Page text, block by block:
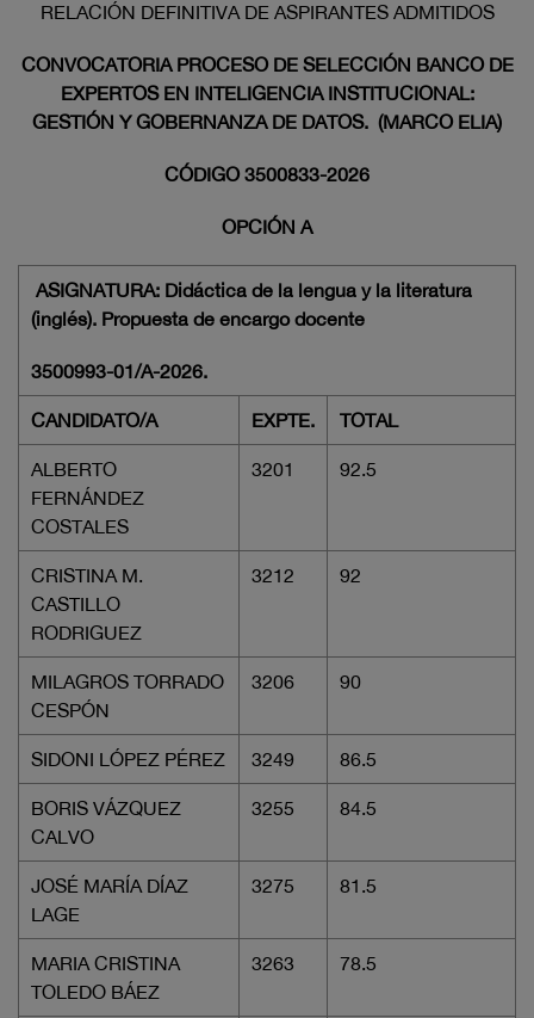
RELACIÓN DEFINITIVA DE ASPIRANTES ADMITIDOS
CONVOCATORIA PROCESO DE SELECCIÓN BANCO DE
EXPERTOS EN INTELIGENCIA INSTITUCIONAL:
GESTIÓN Y GOBERNANZA DE DATOS. (MARCO ELIA)
CÓDIGO 3500833-2026
OPCIÓN A
ASIGNATURA: Didáctica de la lengua y la literatura
(inglés). Propuesta de encargo docente
3500993-01/A-2026.
CANDIDATO/A EXPTE. TOTAL
ALBERTO
FERNÁNDEZ
COSTALES
3201 92.5
CRISTINA M.
CASTILLO
RODRIGUEZ
3212 92
MILAGROS TORRADO
CESPÓN
3206 90
SIDONI LÓPEZ PÉREZ 3249 86.5
BORIS VÁZQUEZ
CALVO
3255 84.5
JOSÉ MARÍA DÍAZ
LAGE
3275 81.5
MARIA CRISTINA
TOLEDO BÁEZ
3263 78.5